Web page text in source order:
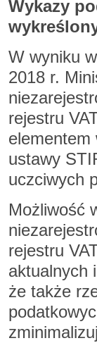
Wykazy
W wyniku
2018 r.
rejestru
elementem
ustawy
uczciwych
Możliwość
rejestru
aktualnych
że także